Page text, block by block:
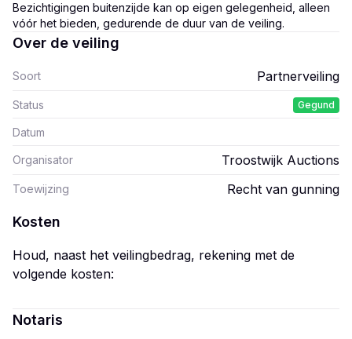
Bezichtigingen buitenzijde kan op eigen gelegenheid, alleen
vóór het bieden, gedurende de duur van de veiling.
Over de veiling
Soort Partnerveiling
Status Gegund
Datum
Organisator Troostwijk Auctions
Toewijzing Recht van gunning
Kosten
Houd, naast het veilingbedrag, rekening met de
volgende kosten:
Notaris